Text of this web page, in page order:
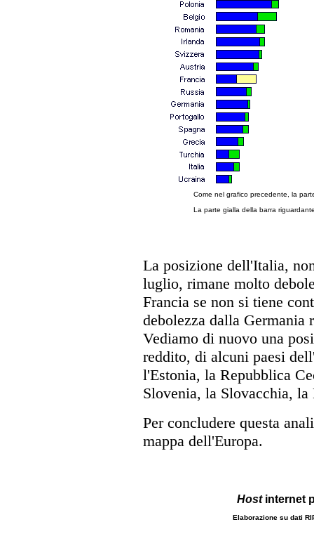
Come nel grafico precedente, la
La parte gialla della barra
La posizione dell'Italia,
luglio, rimane molto
Francia se non si tiene
debolezza dalla Germania
Vediamo di nuovo una
reddito, di alcuni paesi
l'Estonia, la Repubblica
Slovenia, la Slovacchia,
Per concludere questa
mappa dell'Europa.
Hostinternet
Elaborazione su dati